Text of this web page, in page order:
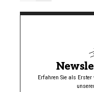
Erfahren Sie als